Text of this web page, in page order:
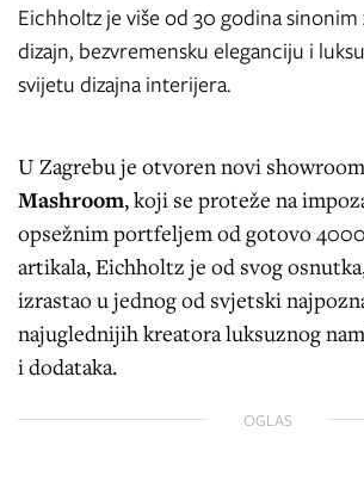
Eichholtz je više od 30 godina sinonim
dizajn, bezvremensku eleganciju i
svijetu dizajna interijera.
U Zagrebu je otvoren novi showroom
Mashroom, koji se proteže na
opsežnim portfeljem od gotovo
artikala, Eichholtz je od svog
izrastao u jednog od svjetski
najuglednijih kreatora luksuznog
i dodataka.
OGLAS